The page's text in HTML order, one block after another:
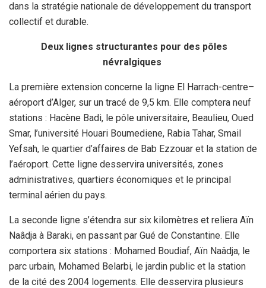
dans la stratégie nationale de développement du transport
collectif et durable.
Deux lignes structurantes pour des pôles
névralgiques
La première extension concerne la ligne El Harrach-centre–
aéroport d’Alger, sur un tracé de 9,5 km. Elle comptera neuf
stations : Hacène Badi, le pôle universitaire, Beaulieu, Oued
Smar, l’université Houari Boumediene, Rabia Tahar, Smail
Yefsah, le quartier d’affaires de Bab Ezzouar et la station de
l’aéroport. Cette ligne desservira universités, zones
administratives, quartiers économiques et le principal
terminal aérien du pays.
La seconde ligne s’étendra sur six kilomètres et reliera Aïn
Naâdja à Baraki, en passant par Gué de Constantine. Elle
comportera six stations : Mohamed Boudiaf, Aïn Naâdja, le
parc urbain, Mohamed Belarbi, le jardin public et la station
de la cité des 2004 logements. Elle desservira plusieurs